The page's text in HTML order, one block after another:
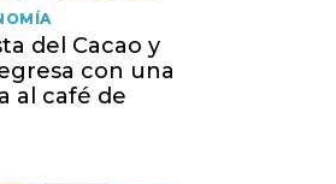
del Cacao y
con una
al café de